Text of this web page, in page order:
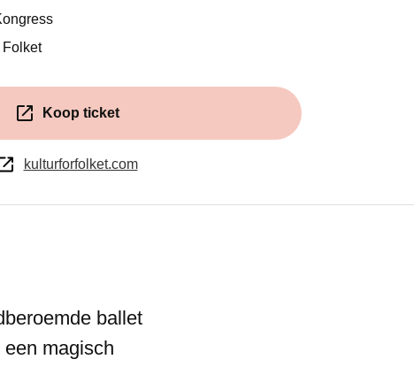
Folket
Koop ticket
(Opent in een nieuw venster)
kulturforfolket.com
ballet
magisch